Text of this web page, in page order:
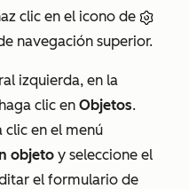
clic en el icono de
navegación superior.
izquierda, en la
clic en Objetos.
clic en el menú
objeto y seleccione el
el formulario de